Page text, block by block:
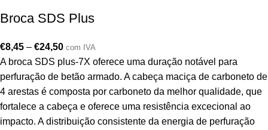
Broca SDS Plus
€8,45 – €24,50 com IVA
A broca SDS plus-7X oferece uma duração notável para
perfuração de betão armado. A cabeça maciça de carboneto de
4 arestas é composta por carboneto da melhor qualidade, que
fortalece a cabeça e oferece uma resistência excecional ao
impacto. A distribuição consistente da energia de perfuração